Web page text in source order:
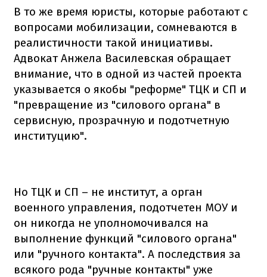
В то же время юристы, которые работают с
вопросами мобилизации, сомневаются в
реалистичности такой инициативы.
Адвокат Анжела Василевская обращает
внимание, что в одной из частей проекта
указывается о якобы "реформе" ТЦК и СП и
"превращение из "силового органа" в
сервисную, прозрачную и подотчетную
институцию".
Но ТЦК и СП – не институт, а орган
военного управления, подотчетен МОУ и
он никогда не уполномочивался на
выполнение функций "силового органа"
или "ручного контакта". А последствия за
всякого рода "ручные контакты" уже